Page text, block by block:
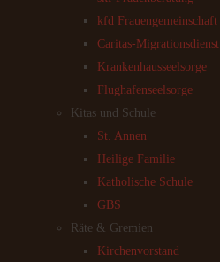
kfd Frauengemeinschaft
Caritas-Migrationsdienst
Krankenhausseelsorge
Flughafenseelsorge
Kitas und Schule
St. Annen
Heilige Familie
Katholische Schule
GBS
Räte & Gremien
Kirchenvorstand